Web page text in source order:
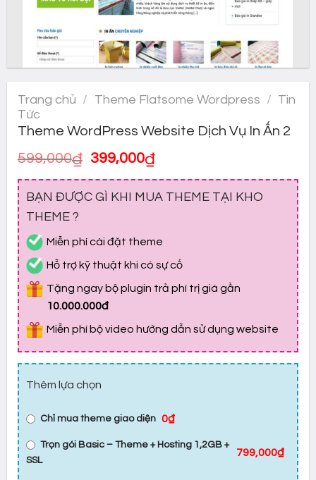
Trang chủ / Theme Flatsome Wordpress / Tin
Tức
Theme WordPress Website Dịch Vụ In Ấn 2
599,000₫ Giá
là:
599,000₫.
399,000₫Giá
là:
BẠN ĐƯỢC GÌ KHI MUA THEME TẠI KHO
THEME ?
Miễn phí cài đặt theme
Hỗ trợ kỹ thuật khi có sự cố
Tặng ngay bộ plugin trả phí trị giá gần
10.000.000đ
Miễn phí bộ video hướng dẫn sử dụng website
Thêm lựa chọn
Chỉ mua theme giao diện 0₫
Trọn gói Basic – Theme + Hosting 1,2GB +
SSL
799,000₫